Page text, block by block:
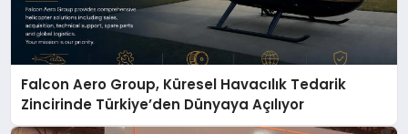
Falcon Aero Group, Küresel Havacılık Tedarik
Zincirinde Türkiye’den Dünyaya Açılıyor